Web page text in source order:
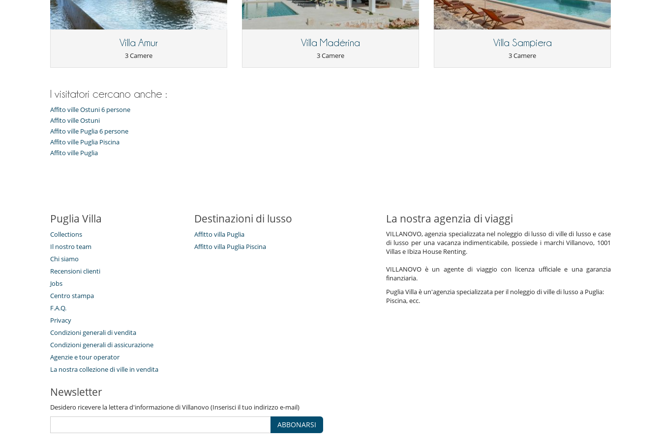
Terrazza(e)
Divertimenti ed attività sportive
Accesso internet (wifi)
Piscina a filtrazione di cloro
Elettrodomestici
Frigorifero
Macchina da caffè (chicchi)
Per la vostra comodità e convenienza
Aria condizionata in tutta la casa
Garage o posteggio privato
Veranda
Villa Amur
3 Camere
Villa Madérina
3 Camere
Villa Sampiera
3 Camere
I visitatori cercano anche :
Affito ville Ostuni 6 persone
Affito ville Ostuni
Affito ville Puglia 6 persone
Affito ville Puglia Piscina
Affito ville Puglia
Puglia Villa
Collections
Il nostro team
Chi siamo
Recensioni clienti
Jobs
Centro stampa
F.A.Q.
Privacy
Condizioni generali di vendita
Condizioni generali di assicurazione
Agenzie e tour operator
La nostra collezione di ville in vendita
Destinazioni di lusso
Affitto villa Puglia
Affitto villa Puglia Piscina
La nostra agenzia di viaggi
VILLANOVO, agenzia specializzata nel noleggio di lusso di ville di lusso e case
di lusso per una vacanza indimenticabile, possiede i marchi Villanovo, 1001
Villas e Ibiza House Renting.
VILLANOVO è un agente di viaggio con licenza ufficiale e una garanzia
finanziaria.
Puglia Villa è un'agenzia specializzata per il noleggio di ville di lusso a Puglia:
Piscina, ecc.
Newsletter
Desidero ricevere la lettera d'informazione di Villanovo (Inserisci il tuo indirizzo e-mail)
ABBONARSI